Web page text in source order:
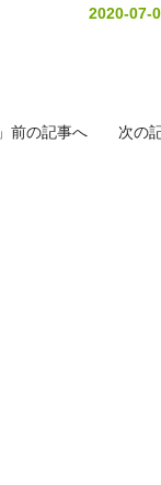
2020-07-
」前の記事へ 次の